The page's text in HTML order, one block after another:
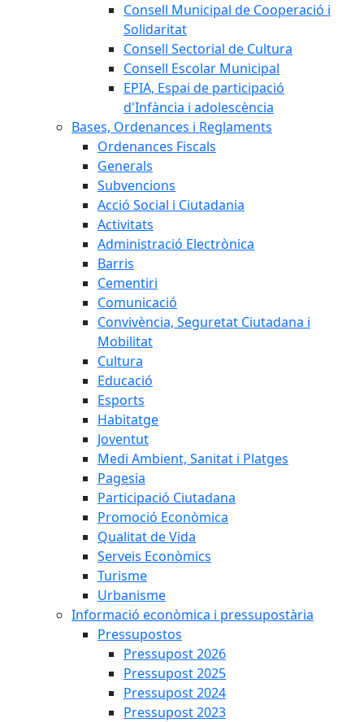
Consell Municipal de Cooperació i
Solidaritat
Consell Sectorial de Cultura
Consell Escolar Municipal
EPIA, Espai de participació
d'Infància i adolescència
Bases, Ordenances i Reglaments
Ordenances Fiscals
Generals
Subvencions
Acció Social i Ciutadania
Activitats
Administració Electrònica
Barris
Cementiri
Comunicació
Convivència, Seguretat Ciutadana i
Mobilitat
Cultura
Educació
Esports
Habitatge
Joventut
Medi Ambient, Sanitat i Platges
Pagesia
Participació Ciutadana
Promoció Econòmica
Qualitat de Vida
Serveis Econòmics
Turisme
Urbanisme
Informació econòmica i pressupostària
Pressupostos
Pressupost 2026
Pressupost 2025
Pressupost 2024
Pressupost 2023